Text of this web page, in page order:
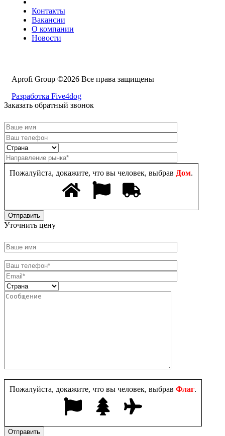
Контакты
Вакансии
О компании
Новости
Aprofi Group ©2026 Все права защищены
Разработка Five4dog
Заказать обратный звонок
Пожалуйста, докажите, что вы человек, выбрав Дом.
Уточнить цену
Пожалуйста, докажите, что вы человек, выбрав Флаг.